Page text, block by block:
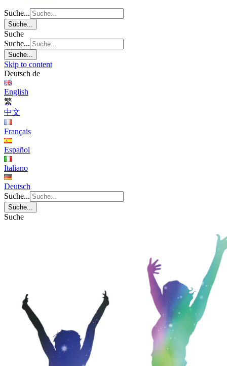
Suche...
Suche...
Suche
Suche...
Suche...
Skip to content
Deutsch de
English
繁
中文
Français
Español
Italiano
Deutsch
Suche...
Suche...
Suche